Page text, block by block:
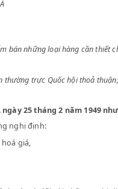
HOÀ
cấm bán những loại
Ban thường trực Quốc hội
SL ngày 25 tháng 2 năm
bằng nghị định:
hoá giá,